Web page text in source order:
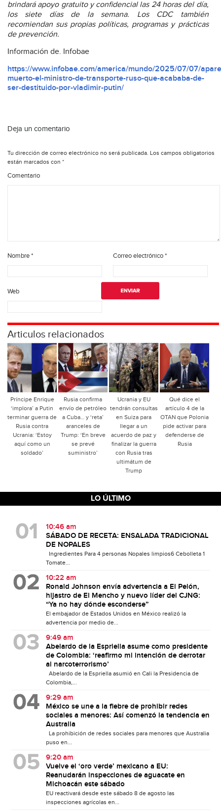
brindará apoyo gratuito y confidencial las 24 horas del día,
los siete días de la semana. LosCDC también
recomiendan sus propias políticas, programas y prácticas
de prevención.
Información de. Infobae
https://www.infobae.com/america/mundo/2025/07/07/
muerto-el-ministro-de-transporte-ruso-que-acababa-de-
ser-destituido-por-vladimir-putin/
Deja un comentario
Tu dirección de correo electrónico no será publicada. Los campos obligatorios
están marcados con *
Comentario
Nombre* Correo electrónico*
Web
Articulos relacionados
Príncipe Enrique
‘implora’ a Putin
terminar guerra de
Rusia contra
Ucrania: ‘Estoy
aquí como un
soldado’
Rusia confirma
envío de petróleo
a Cuba… y ‘reta’
aranceles de
Trump: ‘En breve
se prevé
suministro’
Ucrania y EU
tendrán consultas
en Suiza para
llegar a un
acuerdo de paz y
finalizar la guerra
con Rusia tras
ultimátum de
Trump
Qué dice el
artículo 4 de la
OTAN que Polonia
pide activar para
defenderse de
Rusia
LO ÚLTIMO
10:46 am
SÁBADO DE RECETA: ENSALADA TRADICIONAL
DE NOPALES
Ingredientes Para 4 personas Nopales limpios6 Cebolleta 1
Tomate...
10:22 am
Ronald Johnson envía advertencia a El Pelón,
hijastro de El Mencho y nuevo líder del CJNG:
“Ya no hay dónde esconderse”
El embajador de Estados Unidos en México realizó la
advertencia por medio de...
9:49 am
Abelardo de la Espriella asume como presidente
de Colombia: ‘reafirmo mi intención de derrotar
al narcoterrorismo’
Abelardo de la Espriella asumió en Cali la Presidencia de
Colombia,...
9:29 am
México se une a la fiebre de prohibir redes
sociales a menores: Así comenzó la tendencia en
Australia
La prohibición de redes sociales para menores que Australia
puso en...
9:20 am
Vuelve el ‘oro verde’ mexicano a EU:
Reanudarán inspecciones de aguacate en
Michoacán este sábado
EU reactivará desde este sábado 8 de agosto las
inspecciones agrícolas en...